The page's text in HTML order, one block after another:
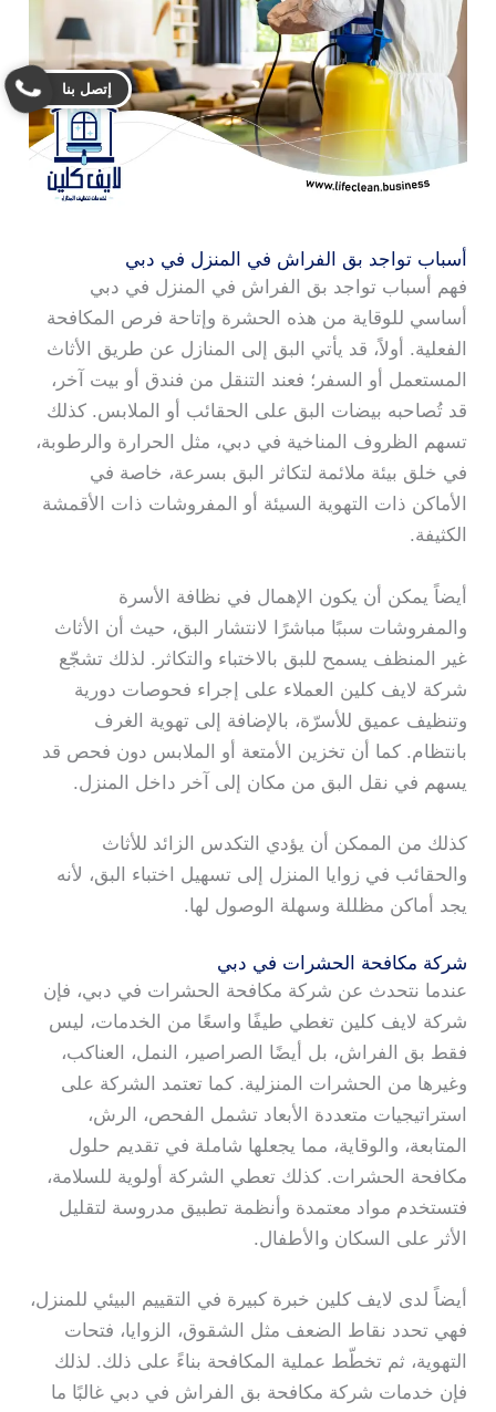
أسباب تواجد بق الفراش في المنزل في دبي
فهم أسباب تواجد بق الفراش في المنزل في دبي
أساسي للوقاية من هذه الحشرة وإتاحة فرص المكافحة
الفعلية. أولاً، قد يأتي البق إلى المنازل عن طريق الأثاث
المستعمل أو السفر؛ فعند التنقل من فندق أو بيت آخر،
قد تُصاحبه بيضات البق على الحقائب أو الملابس. كذلك
تسهم الظروف المناخية في دبي، مثل الحرارة والرطوبة،
في خلق بيئة ملائمة لتكاثر البق بسرعة، خاصة في
الأماكن ذات التهوية السيئة أو المفروشات ذات الأقمشة
الكثيفة.
أيضاً يمكن أن يكون الإهمال في نظافة الأسرة
والمفروشات سببًا مباشرًا لانتشار البق، حيث أن الأثاث
غير المنظف يسمح للبق بالاختباء والتكاثر. لذلك تشجّع
شركة لايف كلين العملاء على إجراء فحوصات دورية
وتنظيف عميق للأسرّة، بالإضافة إلى تهوية الغرف
بانتظام. كما أن تخزين الأمتعة أو الملابس دون فحص قد
يسهم في نقل البق من مكان إلى آخر داخل المنزل.
كذلك من الممكن أن يؤدي التكدس الزائد للأثاث
والحقائب في زوايا المنزل إلى تسهيل اختباء البق، لأنه
يجد أماكن مظللة وسهلة الوصول لها.
شركة مكافحة الحشرات في دبي
عندما نتحدث عن شركة مكافحة الحشرات في دبي، فإن
شركة لايف كلين تغطي طيفًا واسعًا من الخدمات، ليس
فقط بق الفراش، بل أيضًا الصراصير، النمل، العناكب،
وغيرها من الحشرات المنزلية. كما تعتمد الشركة على
استراتيجيات متعددة الأبعاد تشمل الفحص، الرش،
المتابعة، والوقاية، مما يجعلها شاملة في تقديم حلول
مكافحة الحشرات. كذلك تعطي الشركة أولوية للسلامة،
فتستخدم مواد معتمدة وأنظمة تطبيق مدروسة لتقليل
الأثر على السكان والأطفال.
أيضاً لدى لايف كلين خبرة كبيرة في التقييم البيئي للمنزل،
فهي تحدد نقاط الضعف مثل الشقوق، الزوايا، فتحات
التهوية، ثم تخطّط عملية المكافحة بناءً على ذلك. لذلك
فإن خدمات شركة مكافحة بق الفراش في دبي غالبًا ما
إتصل بنا